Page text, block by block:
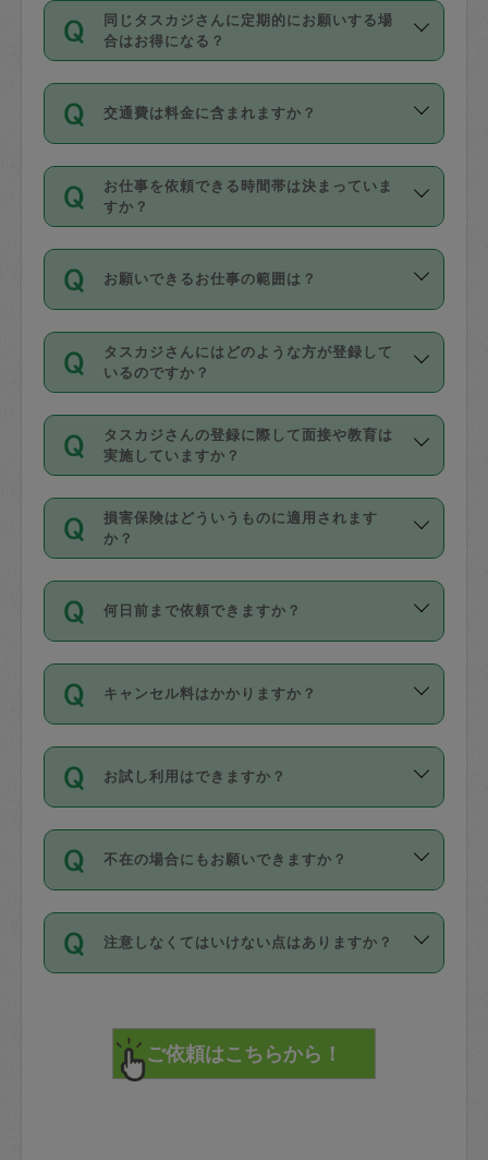
いません。
があり、レビュー件数、レビューの平均
値、などで除々に設定可能な最高額が上
がっていく仕組みになっています。
お支払方法はクレジットカード（Visa／
Master／JCB／AMERICAN EXPRESS／
Diners Club）のみとなります。
を行う際にご入力ください。プロフィー
ル登録時にはご入力いただかなくても大
丈夫です。
デビットカード・プリペイドカード（Vプ
リカ、au WALLETなど）は支払にはご利
銀行振込や現金払いも対応していませ
なお、タスカジさんの交通費も、依頼料
金のご請求と合わせてお支払いとなりま
動計算で表示されます。
同じタスカジさんに定期的にお願いする場
合はお得になる？
依頼には「スポット」と「定期（毎週｜
隔週）」があり、「定期」の依頼は「ス
ポット」よりお得な料金でご利用できま
す。
定期の最低利用回数は設けていない代わ
りに、一定数を超えたキャンセルは有償
（例：毎週定期の場合は３回以上のキャ
ンセルが有償（1200円、隔週定期の場合
は２回以上のキャンセルが有償（1200
交通費は料金に含まれますか？
交通費は依頼料金とは別途発生し、依頼
料金のご請求と合わせてお支払いとなり
ます。交通費の金額は「依頼の詳細」に
お仕事を依頼できる時間帯は決まっていま
すか？
時間帯は3種類あります。いずれも１回あ
たり３時間です。
・ＡＭ ９時～１２時
・ＰＭ １３時～１６時
・夜 １８時～２１時
開始時間を２時間前後変更することが可
能です。依頼送信後、個別にタスカジさ
んにメッセージを送り調整してくださ
い。ただし、２時間を越えての調整はで
時間も被らない場合、損害保険の対象外
お願いできるお仕事の範囲は？
掃除、整理収納、洗濯、買い物、料理、
作り置きです。タスカジさんによってで
きる仕事の範囲が異なりますので、依頼
する前にタスカジさんのプロフィールで
確認してください。
基本的に、高所での作業や危険作業、屋
外での作業は対象外です。
タスカジさんにはどのような方が登録して
いるのですか？
主婦として長年の家事経験をお持ちの
方、栄養士・調理師といった資格者で保
育園や学校の給食やレストランで料理関
係の専門職に従事されていた方、日本で
すでにハウスキーパーや英語の先生とし
てお仕事をしているフィリピン出身の
社員など様々なバックグラウンドの方が
登録しています。
日本語も話せる方など様々です。
ールに記載していますので、各自の得意
を依頼してください。
タスカジさんの登録に際して面接や教育は
実施していますか？
応募の際に、各自事務局との面接と説明
を行っています。その後、身分証明書の
写真提出をしていただいています。外国
確認しています。タスカジさんトレーニ
ング動画を使ったセルフトレーニングの
現場トライアルを受け、合格したタスカ
ジさんが活動されています。
※テストセンターの講評は１件目のレビュ
参考
【詳細】タスカジさんの登録に際
損害保険はどういうものに適用されます
か？
依頼者とタスカジさんとの間でタスカジ
を通して成立した作業時間内での作業に
適用されます。作業範囲は、掃除、洗
です。作業中に物を壊したり、人にけが
をさせたりした場合が対象で、補償金額
す。
写真を撮り、
詳細FAQ：
損害賠償保険について教えて
何日前まで依頼できますか？
ご依頼は、現在を起点に3日後（72時間
以降）の日時から受付可能となっていま
す。
タスカジさんへ「募集」をかけることが
可能です。
キャンセル料はかかりますか？
キャンセル料には、以下の2種類がありま
す。
1. 直前キャンセル（定期、スポット契約
共通）
72時間を超える※と、以下のキャンセル
料が発生します。
直前キャンセル料：
72時間前〜24時間前＝依頼料金の50%
お試し利用はできますか？
「お試し利用」というメニューはありま
せんが、「一回のみ」依頼を活用するこ
とによって、気に入ったタスカジさんを
まず、条件の合う気になるタスカジさ
みてください。
その後、一番気に入ったタスカジさんに
不在の場合にもお願いできますか？
不在の場合の作業はタスカジさんの同意
が必要です。数回の依頼ののち、タスカ
ジさんと依頼者の間で十分な信頼関係が
てください。
不在時に部屋に入るためにタスカジさん
注意しなくてはいけない点はありますか？
で、必ず鍵のかかるロッカーや金庫に入
れて依頼者の責任の元管理するよう心掛
けてください。